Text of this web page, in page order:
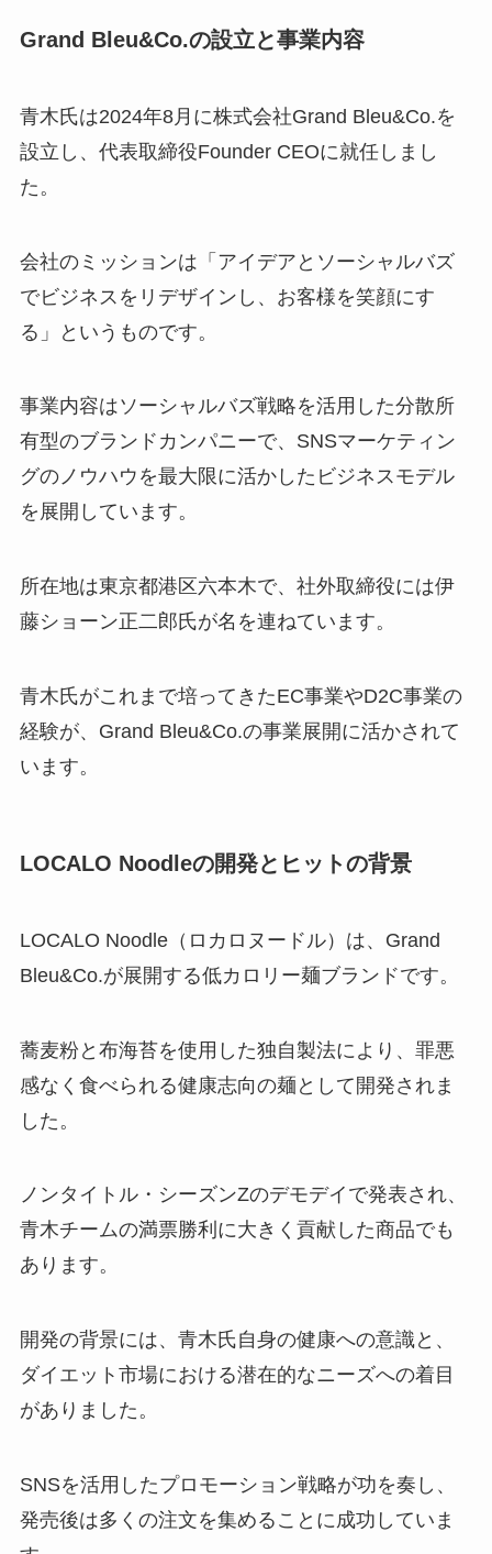
Grand Bleu&Co.の設立と事業内容
青木氏は2024年8月に株式会社Grand Bleu&Co.を
設立し、代表取締役Founder CEOに就任しまし
た。
会社のミッションは「アイデアとソーシャルバズ
でビジネスをリデザインし、お客様を笑顔にす
る」というものです。
事業内容はソーシャルバズ戦略を活用した分散所
有型のブランドカンパニーで、SNSマーケティン
グのノウハウを最大限に活かしたビジネスモデル
を展開しています。
所在地は東京都港区六本木で、社外取締役には伊
藤ショーン正二郎氏が名を連ねています。
青木氏がこれまで培ってきたEC事業やD2C事業の
経験が、Grand Bleu&Co.の事業展開に活かされて
います。
LOCALO Noodleの開発とヒットの背景
LOCALO Noodle（ロカロヌードル）は、Grand
Bleu&Co.が展開する低カロリー麺ブランドです。
蕎麦粉と布海苔を使用した独自製法により、罪悪
感なく食べられる健康志向の麺として開発されま
した。
ノンタイトル・シーズンZのデモデイで発表され、
青木チームの満票勝利に大きく貢献した商品でも
あります。
開発の背景には、青木氏自身の健康への意識と、
ダイエット市場における潜在的なニーズへの着目
がありました。
SNSを活用したプロモーション戦略が功を奏し、
発売後は多くの注文を集めることに成功していま